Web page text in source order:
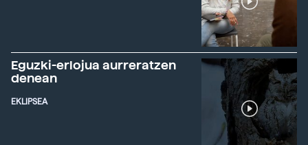
Eguzki-erlojua aurreratzen
denean
EKLIPSEA